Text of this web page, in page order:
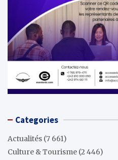
Categories
Actualités (7 661)
Culture & Tourisme (2 446)